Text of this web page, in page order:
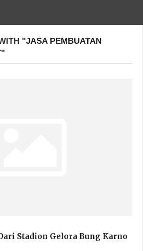
"JASA PEMBUATAN
Stadion Gelora Bung Karno